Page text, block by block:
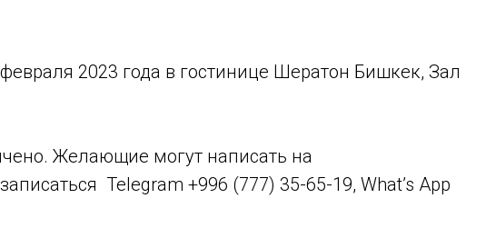
2023 года в гостинице Шератон Бишкек, Зал
Желающие могут написать на
Telegram +996 (777) 35-65-19, What’s App